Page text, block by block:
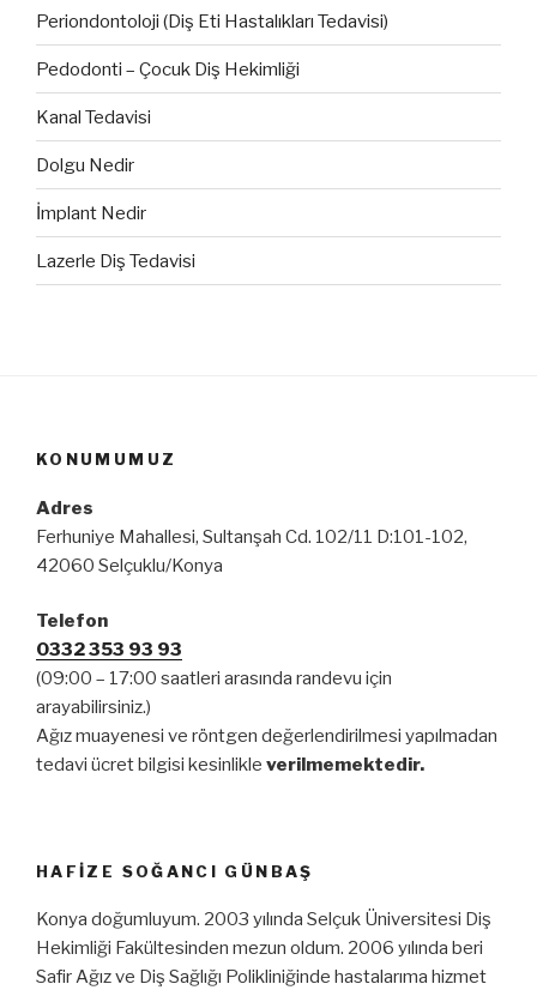
Periondontoloji (Diş Eti Hastalıkları Tedavisi)
Pedodonti – Çocuk Diş Hekimliği
Kanal Tedavisi
Dolgu Nedir
İmplant Nedir
Lazerle Diş Tedavisi
KONUMUMUZ
Adres
Ferhuniye Mahallesi, Sultanşah Cd. 102/11 D:101-102,
42060 Selçuklu/Konya
Telefon
0332 353 93 93
(09:00 – 17:00 saatleri arasında randevu için
arayabilirsiniz.)
Ağız muayenesi ve röntgen değerlendirilmesi yapılmadan
tedavi ücret bilgisi kesinlikle verilmemektedir.
HAFIZE SOĞANCI GÜNBAŞ
Konya doğumluyum. 2003 yılında Selçuk Üniversitesi Diş
Hekimliği Fakültesinden mezun oldum. 2006 yılında beri
Safir Ağız ve Diş Sağlığı Polikliniğinde hastalarıma hizmet